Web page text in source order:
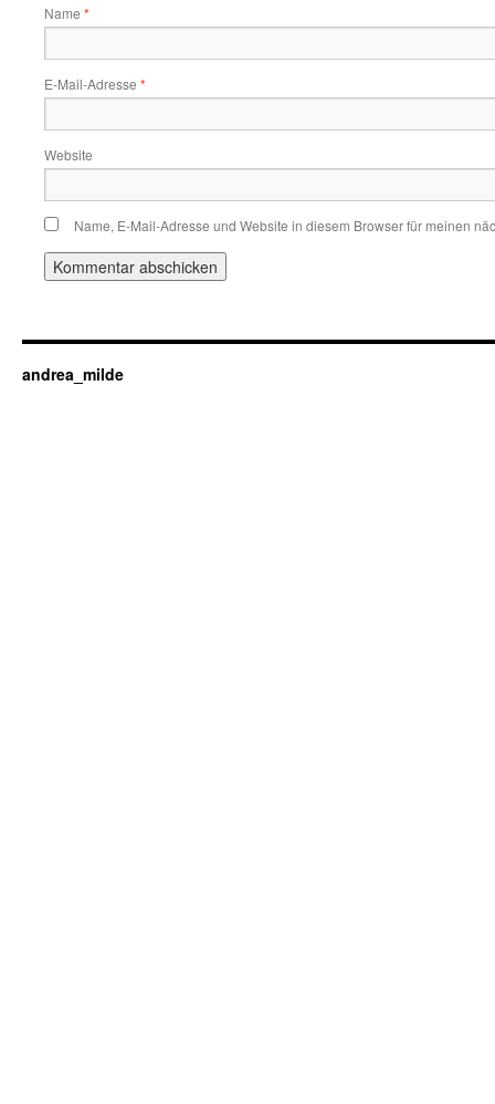
Name *
E-Mail-Adresse *
Website
Name, E-Mail-Adresse und Website in diesem Browser für meinen
andrea_milde